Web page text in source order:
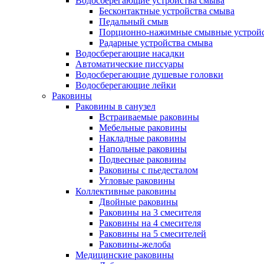
Бесконтактные устройства смыва
Педальный смыв
Порционно-нажимные смывные
Радарные устройства смыва
Водосберегающие насадки
Автоматические писсуары
Водосберегающие душевые головки
Водосберегающие лейки
Раковины
Раковины в санузел
Встраиваемые раковины
Мебельные раковины
Накладные раковины
Напольные раковины
Подвесные раковины
Раковины с пьедесталом
Угловые раковины
Коллективные раковины
Двойные раковины
Раковины на 3 смесителя
Раковины на 4 смесителя
Раковины на 5 смесителей
Раковины-желоба
Медицинские раковины